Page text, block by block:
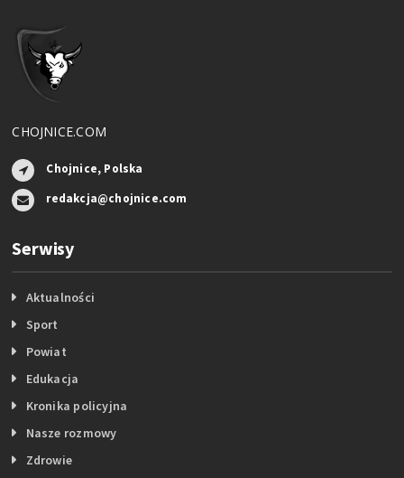
CHOJNICE.COM
Chojnice, Polska
redakcja@chojnice.com
Serwisy
Aktualności
Sport
Powiat
Edukacja
Kronika policyjna
Nasze rozmowy
Zdrowie